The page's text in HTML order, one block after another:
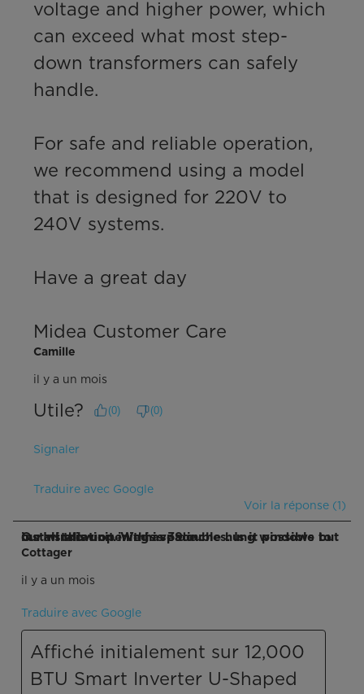
voltage and higher power, which
can exceed what most step-
down transformers can safely
handle.
For safe and reliable operation,
we recommend using a model
that is designed for 220V to
240V systems.
Have a great day
Midea Customer Care
Camille
il y a un mois
Utile? (0) (0)
Signaler
Traduire avec Google
Voir la réponse (1)
Q : Installation. We have double hung windows but our window opening is 39 inches. Is it possible to install this unit in this space
Cottager
il y a un mois
Traduire avec Google
Affiché initialement sur 12,000
BTU Smart Inverter U-Shaped